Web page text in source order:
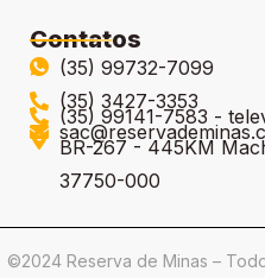
Contatos
(35) 99732-7099
(35) 3427-3353
(35) 99141-7583 -
BR-267 - 445KM
37750-000
©2024 Reserva de Minas –